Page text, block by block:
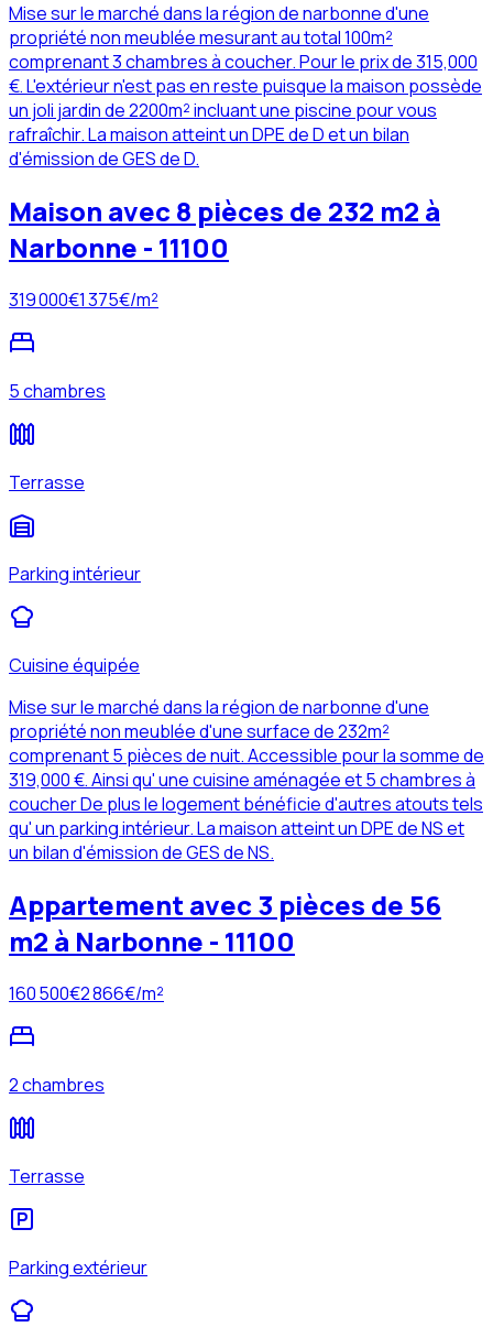
Mise sur le marché dans la région de narbonne d'une
propriété non meublée mesurant au total 100m²
comprenant 3 chambres à coucher. Pour le prix de 315,000
€. L'extérieur n'est pas en reste puisque la maison possède
un joli jardin de 2200m² incluant une piscine pour vous
rafraîchir. La maison atteint un DPE de D et un bilan
d'émission de GES de D.
Maison avec 8 pièces de 232 m2 à
Narbonne - 11100
319 000€1 375€/m²
5 chambres
Terrasse
Parking intérieur
Cuisine équipée
Mise sur le marché dans la région de narbonne d'une
propriété non meublée d'une surface de 232m²
comprenant 5 pièces de nuit. Accessible pour la somme de
319,000 €. Ainsi qu' une cuisine aménagée et 5 chambres à
coucher De plus le logement bénéficie d'autres atouts tels
qu' un parking intérieur. La maison atteint un DPE de NS et
un bilan d'émission de GES de NS.
Appartement avec 3 pièces de 56
m2 à Narbonne - 11100
160 500€2 866€/m²
2 chambres
Terrasse
Parking extérieur